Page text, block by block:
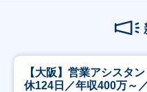
【大阪】営業アシスタ
休124日／年収400万～